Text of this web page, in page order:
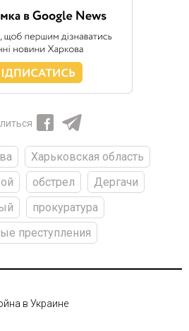
Харьковская область
обстрел
Дергачи
прокуратура
преступления
в Украине